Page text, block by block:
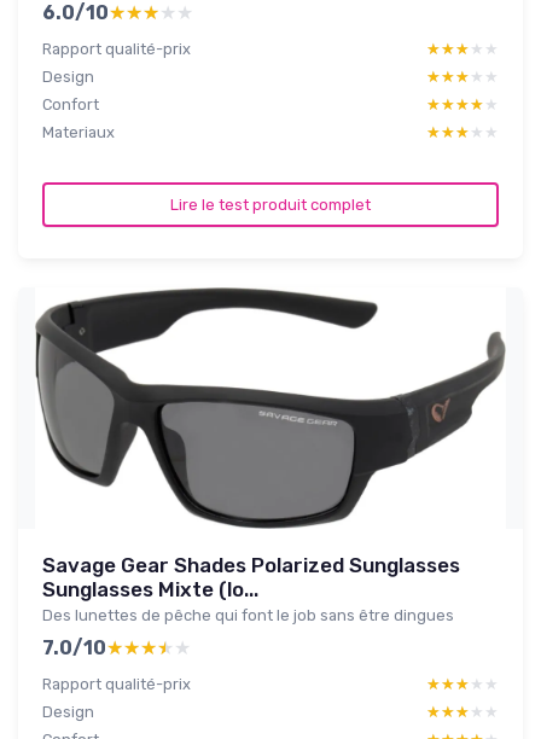
6.0/10★★★★★
★★★★★
Rapport qualité-prix ★★★★★
★★★★★
Design
★★★★★
★★★★★
Confort
★★★★★
★★★★★
Materiaux
★★★★★
★★★★★
Lire le test produit complet
Savage Gear Shades Polarized Sunglasses
Sunglasses Mixte (lo...
Des lunettes de pêche qui font le job sans être dingues
7.0/10★★★★★
★★★★★
Rapport qualité-prix ★★★★★
★★★★★
Design
★★★★★
★★★★★